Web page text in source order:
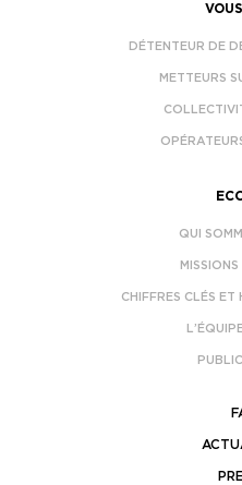
DÉTENTEUR DE
METTEURS
QUI
CHIFFRES CLÉS ET